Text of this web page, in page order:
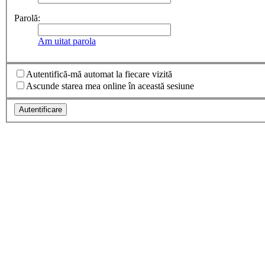
Parolă:
Am uitat parola
Autentifică-mă automat la fiecare vizită
Ascunde starea mea online în această sesiune